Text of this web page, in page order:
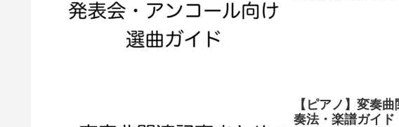
【ピアノ】変奏
奏法・楽譜ガイド